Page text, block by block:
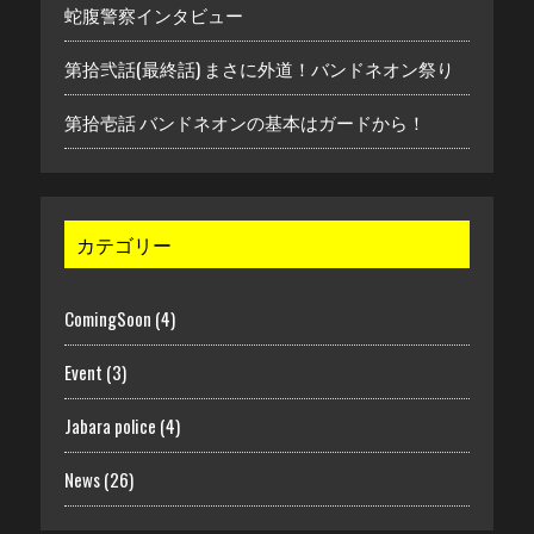
蛇腹警察インタビュー
第拾弐話(最終話) まさに外道！バンドネオン祭り
第拾壱話 バンドネオンの基本はガードから！
カテゴリー
ComingSoon (4)
Event (3)
Jabara police (4)
News(26)